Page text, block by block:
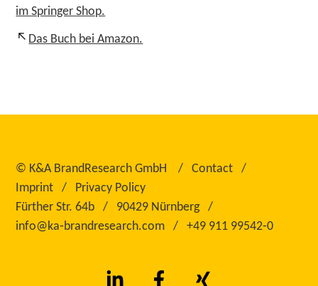
im Springer Shop.
Das Buch bei Amazon.
© K&A BrandResearch GmbH
Contact
Imprint
Privacy Policy
Fürther Str. 64b
90429 Nürnberg
info@ka‑brandresearch.com
+49 911 99542‑0